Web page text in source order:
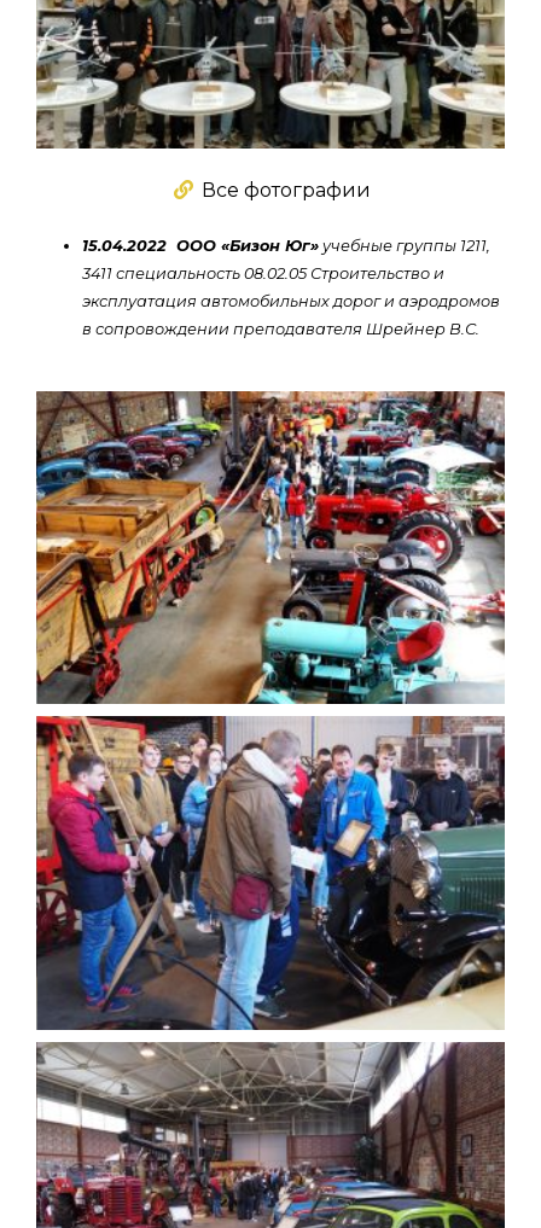
Все фотографии
15.04.2022 ООО «Бизон Юг» учебные группы 1211,
3411 специальность 08.02.05 Строительство и
эксплуатация автомобильных дорог и аэродромов
в сопровождении преподавателя Шрейнер В.С.